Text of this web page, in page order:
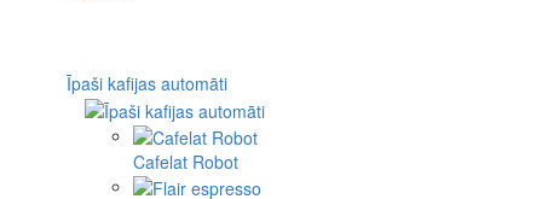
Īpaši kafijas automāti
Cafelat Robot